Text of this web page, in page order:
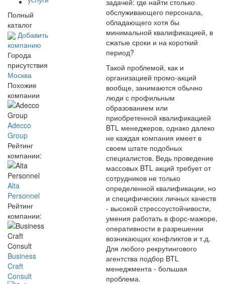
Полный
каталог
Добавить
компанию
Города
присутствия
Москва
Похожие
компании
Adecco
Group
Рейтинг
компании:
Alta
Personnel
Рейтинг
компании:
Business
Craft
Consult
задачей: где найти столько
обслуживающего персонала,
обладающего хотя бы
минимальной квалификацией, в
сжатые сроки и на короткий
период?
Такой проблемой, как и
организацией промо-акций
вообще, занимаются обычно
люди с профильным
образованием или
приобретенной квалификацией
BTL менеджеров, однако далеко
не каждая компания имеет в
своем штате подобных
специалистов. Ведь проведение
массовых BTL акций требует от
сотрудников не только
определенной квалификации, но
и специфических личных качеств
- высокой стрессоустойчивости,
умения работать в форс-мажоре,
оперативности в разрешении
возникающих конфликтов и т.д.
Для любого рекрутингового
агентства подбор BTL
менеджмента - большая
проблема.